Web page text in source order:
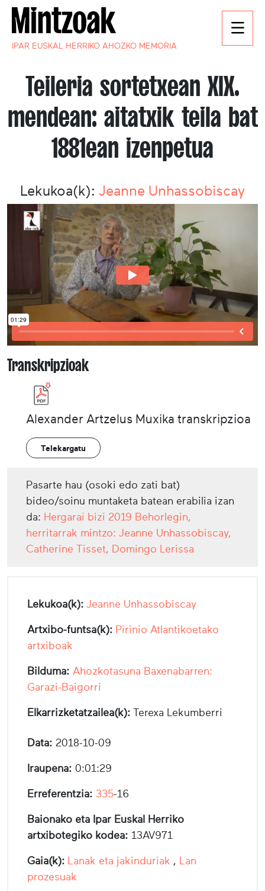
IPAR EUSKAL HERRIKO AHOZKO MEMORIA
Teileria sortetxean XIX.
mendean: aitatxik teila bat
1881ean izenpetua
Lekukoa(k): Jeanne Unhassobiscay
Transkripzioak
Alexander Artzelus Muxika transkripzioa
Telekargatu
Pasarte hau (osoki edo zati bat)
bideo/soinu muntaketa batean erabilia izan
da: Hergarai bizi 2019 Behorlegin,
herritarrak mintzo: Jeanne Unhassobiscay,
Catherine Tisset, Domingo Lerissa
Lekukoa(k): Jeanne Unhassobiscay
Artxibo-funtsa(k): Pirinio Atlantikoetako
artxiboak
Bilduma: Ahozkotasuna Baxenabarren:
Garazi-Baigorri
Elkarrizketatzailea(k): Terexa Lekumberri
Data: 2018-10-09
Iraupena: 0:01:29
Erreferentzia: 335-16
Baionako eta Ipar Euskal Herriko
artxibotegiko kodea: 13AV971
Gaia(k): Lanak eta jakinduriak , Lan
prozesuak